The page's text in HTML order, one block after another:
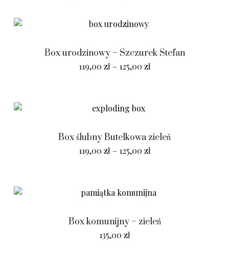
Box urodzinowy – Szczurek Stefan
119,00 zł – 125,00 zł
Box ślubny Butelkowa zieleń
119,00 zł – 125,00 zł
Box komunijny – zieleń
135,00 zł